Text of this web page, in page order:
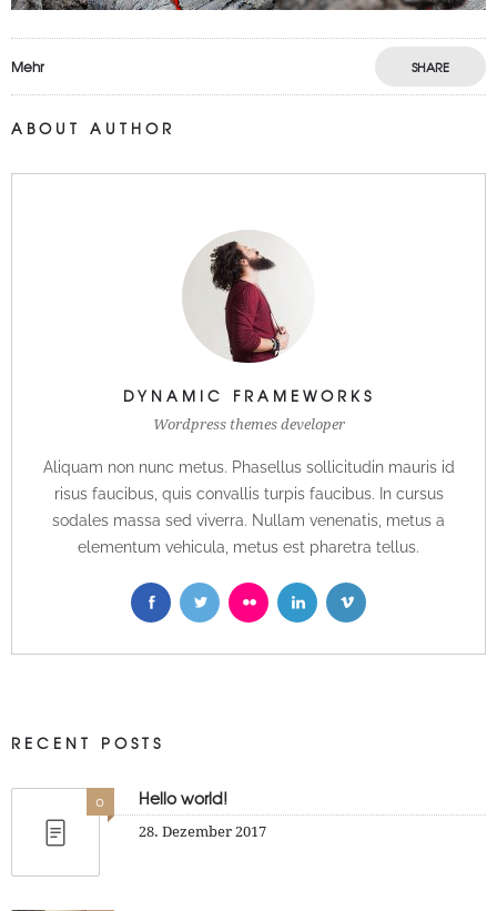
Mehr SHARE
ABOUT AUTHOR
DYNAMIC FRAMEWORKS
Wordpress themes developer
Aliquam non nunc metus. Phasellus sollicitudin mauris id
risus faucibus, quis convallis turpis faucibus. In cursus
sodales massa sed viverra. Nullam venenatis, metus a
elementum vehicula, metus est pharetra tellus.
RECENT POSTS
0 Hello world!
28. Dezember 2017